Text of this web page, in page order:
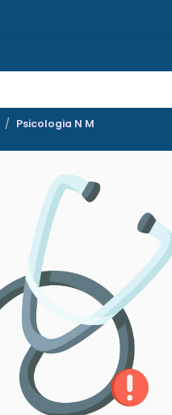
Psicologia N M